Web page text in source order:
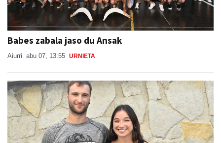
Babes zabala jaso du Ansak
Aiurri abu 07, 13:55 URNIETA